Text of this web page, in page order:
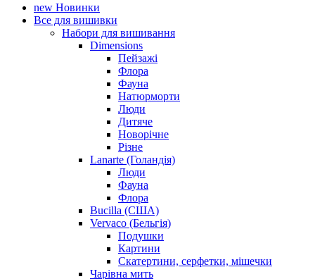
new Новинки
Все для вишивки
Набори для вишивання
Dimensions
Пейзажі
Флора
Фауна
Натюрморти
Люди
Дитяче
Новорічне
Різне
Lanarte (Голандія)
Люди
Фауна
Флора
Bucilla (США)
Vervaco (Бельгія)
Подушки
Картини
Скатертини, серфетки, мішечки
Чарiвна мить